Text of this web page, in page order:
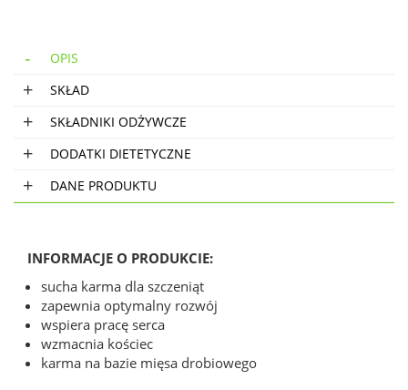
OPIS
SKŁAD
SKŁADNIKI ODŻYWCZE
DODATKI DIETETYCZNE
DANE PRODUKTU
INFORMACJE O PRODUKCIE:
sucha karma dla szczeniąt
zapewnia optymalny rozwój
wspiera pracę serca
wzmacnia kościec
karma na bazie mięsa drobiowego